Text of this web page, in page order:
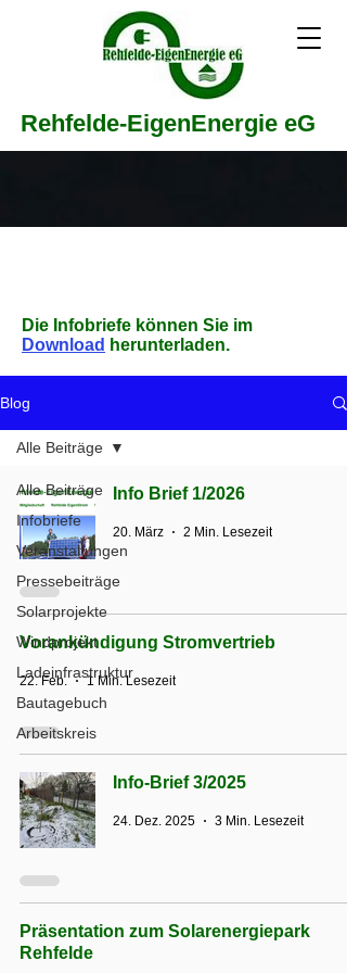
Rehfelde-EigenEnergie eG
Die Infobriefe können Sie im
Download herunterladen.
Blog
Alle Beiträge
Infobriefe
Veranstaltungen
Pressebeiträge
Solarprojekte
Windprojekt
Ladeinfrastruktur
Bautagebuch
Arbeitskreis
Alle Beiträge
Info Brief 1/2026
20. März 2 Min. Lesezeit
Vorankündigung Stromvertrieb
22. Feb. 1 Min. Lesezeit
Info-Brief 3/2025
24. Dez. 2025 3 Min. Lesezeit
Präsentation zum Solarenergiepark
Rehfelde